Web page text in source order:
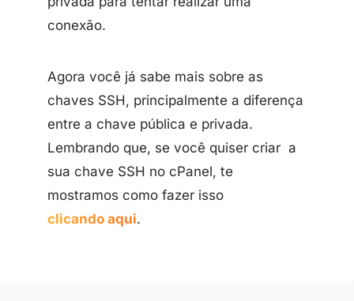
conexão.
Agora você já sabe mais sobre as
chaves SSH, principalmente a diferença
entre a chave pública e privada.
Lembrando que, se você quiser criar a
sua chave SSH no cPanel, te
mostramos como fazer isso
clicando aqui.